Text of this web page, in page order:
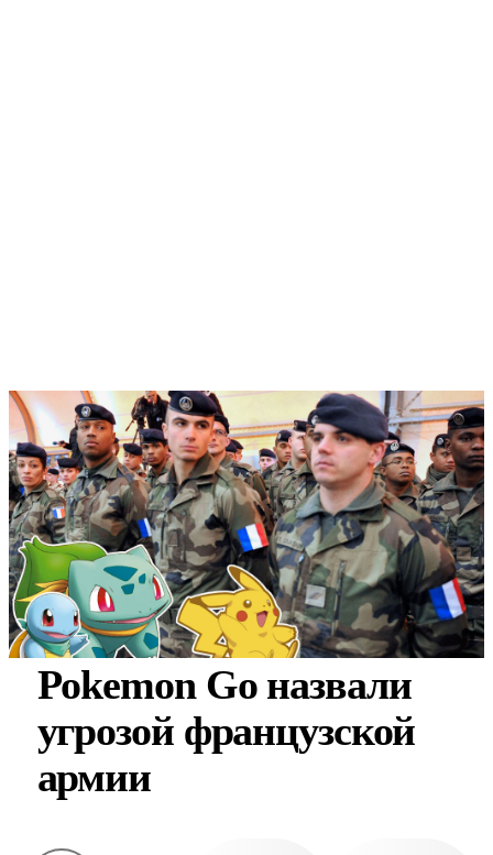
Pokemon Go назвали
угрозой французской
армии